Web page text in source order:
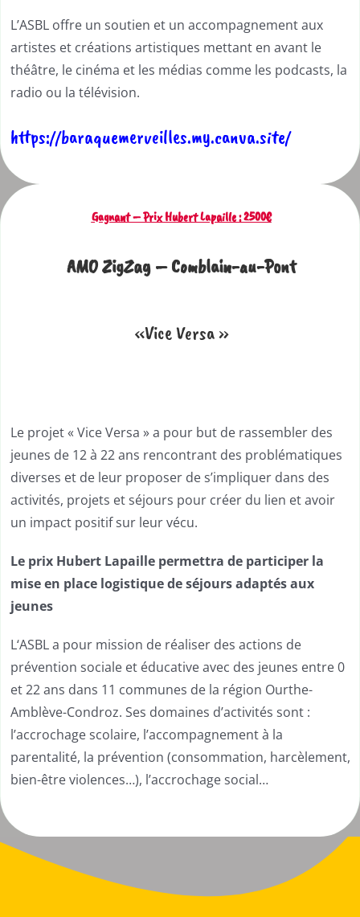
L’ASBL offre un soutien et un accompagnement aux
artistes et créations artistiques mettant en avant le
théâtre, le cinéma et les médias comme les podcasts, la
radio ou la télévision.
https://baraquemerveilles.my.canva.site/
Gagnant – Prix Hubert Lapaille : 2500€
AMO ZigZag – Comblain-au-Pont
«Vice Versa »
Le projet « Vice Versa » a pour but de rassembler des
jeunes de 12 à 22 ans rencontrant des problématiques
diverses et de leur proposer de s’impliquer dans des
activités, projets et séjours pour créer du lien et avoir
un impact positif sur leur vécu.
Le prix Hubert Lapaille permettra de participer la
mise en place logistique deséjours adaptés aux
jeunes
L‘ASBL a pour mission de réaliser des actions de
prévention sociale et éducative avec des jeunes entre 0
et 22 ans dans 11 communes de la région Ourthe-
Amblève-Condroz. Ses domaines d’activités sont :
l’accrochage scolaire, l’accompagnement à la
parentalité, la prévention (consommation, harcèlement,
bien-être violences…), l’accrochage social…